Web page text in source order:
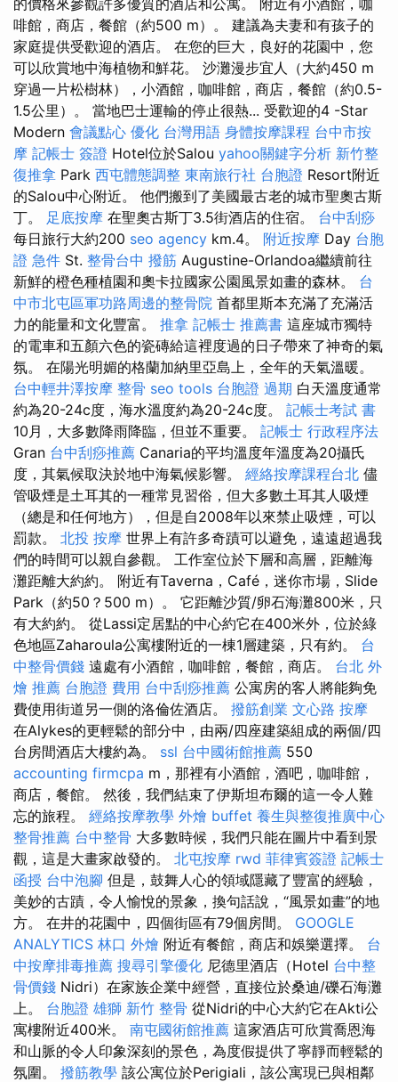
的價格來參觀許多優質的酒店和公寓。 附近有小酒館，咖
啡館，商店，餐館（約500 m）。 建議為夫妻和有孩子的
家庭提供受歡迎的酒店。 在您的巨大，良好的花園中，您
可以欣賞地中海植物和鮮花。 沙灘漫步宜人（大約450 m
穿過一片松樹林），小酒館，咖啡館，商店，餐館（約0.5-
1.5公里）。 當地巴士運輸的停止很熱... 受歡迎的4 -Star
Modern 會議點心 優化 台灣用語 身體按摩課程 台中市按
摩 記帳士 簽證 Hotel位於Salou yahoo關鍵字分析 新竹整
復推拿 Park 西屯體態調整 東南旅行社 台胞證 Resort附近
的Salou中心附近。 他們搬到了美國最古老的城市聖奧古斯
丁。 足底按摩 在聖奧古斯丁3.5街酒店的住宿。 台中刮痧
每日旅行大約200 seo agency km.4。 附近按摩 Day 台胞
證 急件 St. 整骨台中 撥筋 Augustine-Orlandoa繼續前往
新鮮的橙色種植園和奧卡拉國家公園風景如畫的森林。 台
中市北屯區軍功路周邊的整骨院 首都里斯本充滿了充滿活
力的能量和文化豐富。 推拿 記帳士 推薦書 這座城市獨特
的電車和五顏六色的瓷磚給這裡度過的日子帶來了神奇的氣
氛。 在陽光明媚的格蘭加納里亞島上，全年的天氣溫暖。
台中輕井澤按摩 整骨 seo tools 台胞證 過期 白天溫度通常
約為20-24c度，海水溫度約為20-24c度。 記帳士考試 書
10月，大多數降雨降臨，但並不重要。 記帳士 行政程序法
Gran 台中刮痧推薦 Canaria的平均溫度年溫度為20攝氏
度，其氣候取決於地中海氣候影響。 經絡按摩課程台北 儘
管吸煙是土耳其的一種常見習俗，但大多數土耳其人吸煙
（總是和任何地方），但是自2008年以來禁止吸煙，可以
罰款。 北投 按摩 世界上有許多奇蹟可以避免，遠遠超過我
們的時間可以親自參觀。 工作室位於下層和高層，距離海
灘距離大約約。 附近有Taverna，Café，迷你市場，Slide
Park（約50？500 m）。 它距離沙質/卵石海灘800米，只
有大約約。 從Lassi定居點的中心約它在400米外，位於綠
色地區Zaharoula公寓樓附近的一棟1層建築，只有約。 台
中整骨價錢 遠處有小酒館，咖啡館，餐館，商店。 台北 外
燴 推薦 台胞證 費用 台中刮痧推薦 公寓房的客人將能夠免
費使用街道另一側的洛倫佐酒店。 撥筋創業 文心路 按摩
在Alykes的更輕鬆的部分中，由兩/四座建築組成的兩個/四
台房間酒店大樓約為。 ssl 台中國術館推薦 550
accounting firmcpa m，那裡有小酒館，酒吧，咖啡館，
商店，餐館。 然後，我們結束了伊斯坦布爾的這一令人難
忘的旅程。 經絡按摩教學 外燴 buffet 養生與整復推廣中心
整骨推薦 台中整骨 大多數時候，我們只能在圖片中看到景
觀，這是大畫家啟發的。 北屯按摩 rwd 菲律賓簽證 記帳士
函授 台中泡腳 但是，鼓舞人心的領域隱藏了豐富的經驗，
美妙的古蹟，令人愉悅的景象，換句話說，“風景如畫”的地
方。 在井的花園中，四個街區有79個房間。 GOOGLE
ANALYTICS 林口 外燴 附近有餐館，商店和娛樂選擇。 台
中按摩排毒推薦 搜尋引擎優化 尼德里酒店（Hotel 台中整
骨價錢 Nidri）在家族企業中經營，直接位於桑迪/礫石海灘
上。 台胞證 雄獅 新竹 整骨 從Nidri的中心大約它在Akti公
寓樓附近400米。 南屯國術館推薦 這家酒店可欣賞喬恩海
和山脈的令人印象深刻的景色，為度假提供了寧靜而輕鬆的
氛圍。 撥筋教學 該公寓位於Perigiali，該公寓現已與相鄰